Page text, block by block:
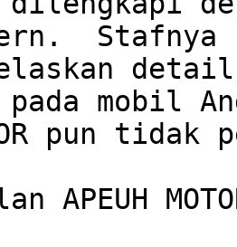
Stafnya
mobil
pun
APEUH